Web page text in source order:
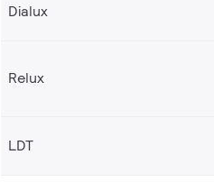
Dialux
Relux
LDT